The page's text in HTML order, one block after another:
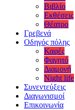
Βιβλίο
Εκθέσεις
Θέατρο
Γρεβενά
Οδηγός πόλης
Καφές
Φαγητό
Διαμονή
Night life
Συνεντεύξεις
Διαγωνισμοί
Επικοινωνία